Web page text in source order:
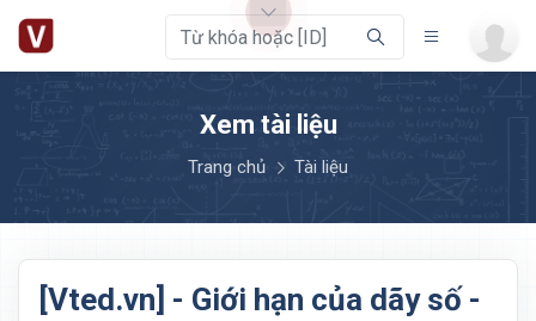
Xem tài liệu
Trang chủ Tài liệu
[Vted.vn] - Giới hạn của dãy số -